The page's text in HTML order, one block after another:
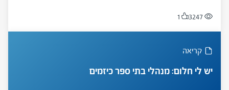
3247
1
קריאה
יש לי חלום: מנהלי בתי ספר כיזמים